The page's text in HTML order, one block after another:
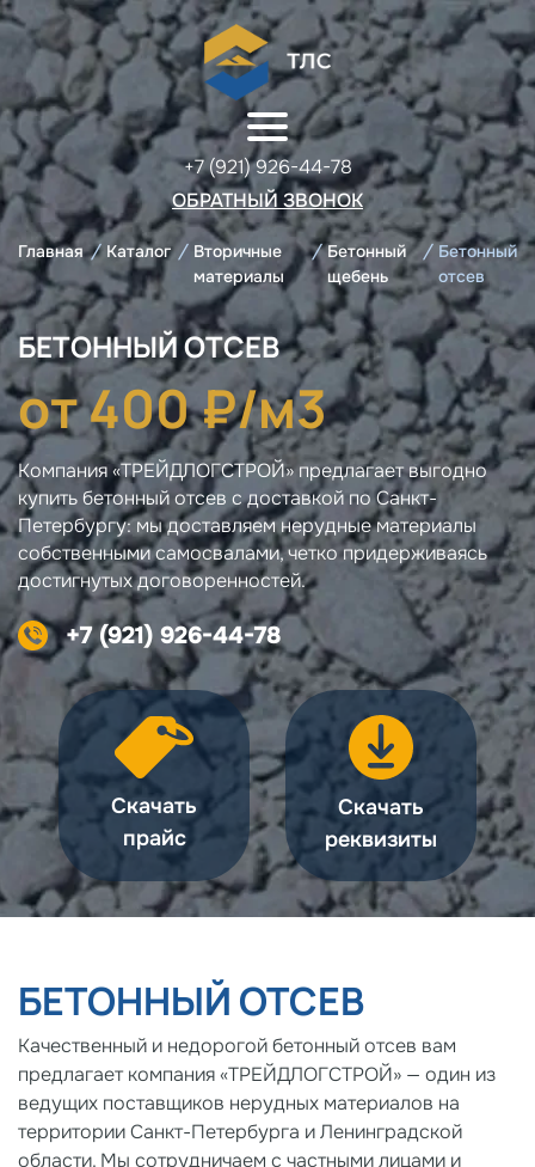
+7 (921) 926-44-78
ОБРАТНЫЙ ЗВОНОК
Главная / Каталог / Вторичные
материалы
/ Бетонный
щебень
/ Бетонный
отсев
БЕТОННЫЙ ОТСЕВ
от 400 ₽/м3
Компания «ТРЕЙДЛОГСТРОЙ» предлагает выгодно
купить бетонный отсев с доставкой по Санкт-
Петербургу: мы доставляем нерудные материалы
собственными самосвалами, четко придерживаясь
достигнутых договоренностей.
+7 (921) 926-44-78
Скачать
прайс
Скачать
реквизиты
БЕТОННЫЙ ОТСЕВ
Качественный и недорогой бетонный отсев вам
предлагает компания «ТРЕЙДЛОГСТРОЙ» — один из
ведущих поставщиков нерудных материалов на
территории Санкт-Петербурга и Ленинградской
области. Мы сотрудничаем с частными лицами и